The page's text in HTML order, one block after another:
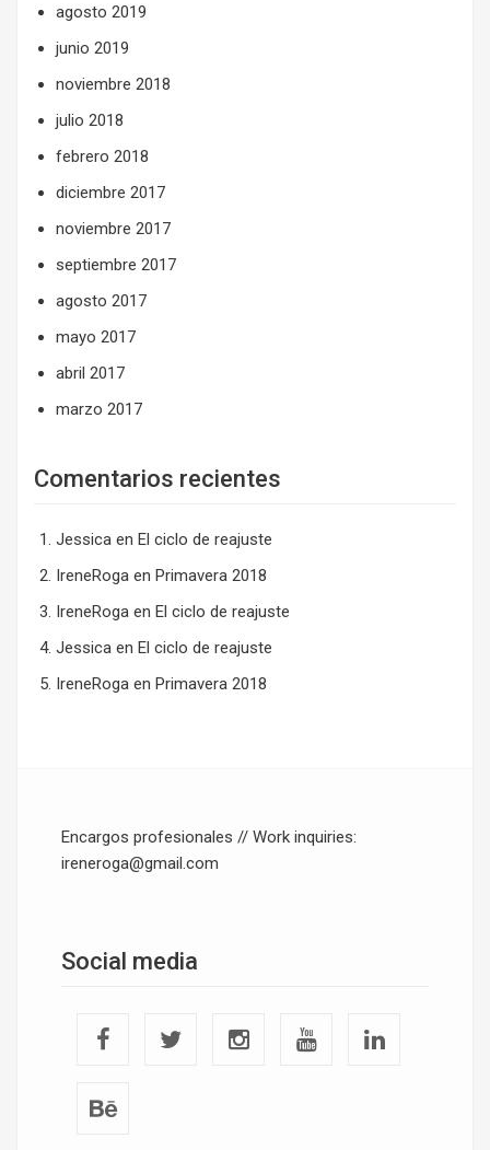
agosto 2019
junio 2019
noviembre 2018
julio 2018
febrero 2018
diciembre 2017
noviembre 2017
septiembre 2017
agosto 2017
mayo 2017
abril 2017
marzo 2017
Comentarios recientes
Jessica en El ciclo de reajuste
IreneRoga en Primavera 2018
IreneRoga en El ciclo de reajuste
Jessica en El ciclo de reajuste
IreneRoga en Primavera 2018
Encargos profesionales // Work inquiries:
ireneroga@gmail.com
Social media